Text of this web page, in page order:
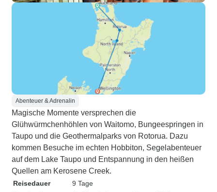
Abenteuer & Adrenalin
Magische Momente versprechen die
Glühwürmchenhöhlen von Waitomo, Bungeespringen in
Taupo und die Geothermalparks von Rotorua. Dazu
kommen Besuche im echten Hobbiton, Segelabenteuer
auf dem Lake Taupo und Entspannung in den heißen
Quellen am Kerosene Creek.
Reisedauer
9 Tage